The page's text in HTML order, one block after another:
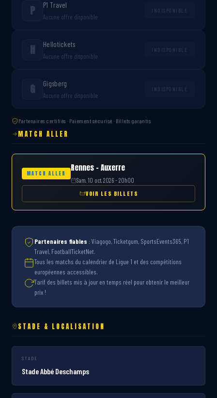
P P1 Travel
Aucune offre disponible
INDISPONIBLE
H Hellotickets
Aucune offre disponible
INDISPONIBLE
G Gigsberg
Aucune offre disponible
INDISPONIBLE
Partenaires certifiés · Paiement sécurisé · Billets garantis
MATCH ALLER
MATCH ALLER
Rennes – Auxerre
Sam. 10 oct. 2026 - 20h00
VOIR LES BILLETS
Partenaires fiables : Viagogo, Ticketgum, SportsEvents365, P1
Travel, FootballTicketNet.
Tous les matchs du calendrier de Ligue 1 et des compétitions
européennes accessibles.
Tarif des billets mis à jour en temps réel pour obtenir le meilleur
prix !
STADE & LOCALISATION
STADE
Stade Abbé Deschamps